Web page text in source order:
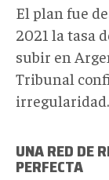
El plan fue
2021 la tasa
subir en
Tribunal
irregularidad.
UNA RED DE
PERFECTA